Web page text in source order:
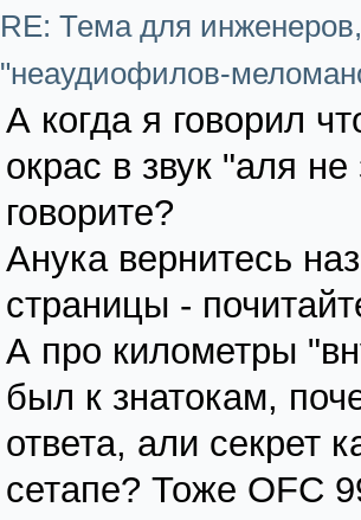
RE: Тема для
"неаудиофилов-
А когда я говорил
окрас в звук "аля не
говорите?
Анука вернитесь
страницы -
А про километры
был к знатокам,
ответа, али секрет
сетапе? Тоже OFC